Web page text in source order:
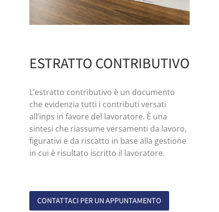
ESTRATTO CONTRIBUTIVO
L’estratto contributivo è un documento
che evidenzia tutti i contributi versati
all’inps in favore del lavoratore. È una
sintesi che riassume versamenti da lavoro,
figurativi e da riscatto in base alla gestione
in cui è risultato iscritto il lavoratore.
CONTATTACI PER UN APPUNTAMENTO